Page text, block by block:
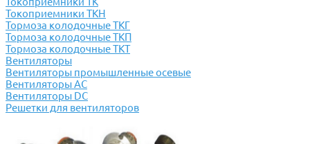
Токоприемники ТКН
Тормоза колодочные ТКГ
Тормоза колодочные ТКП
Тормоза колодочные ТКТ
Вентиляторы
Вентиляторы промышленные осевые
Вентиляторы АС
Вентиляторы DC
Решетки для вентиляторов